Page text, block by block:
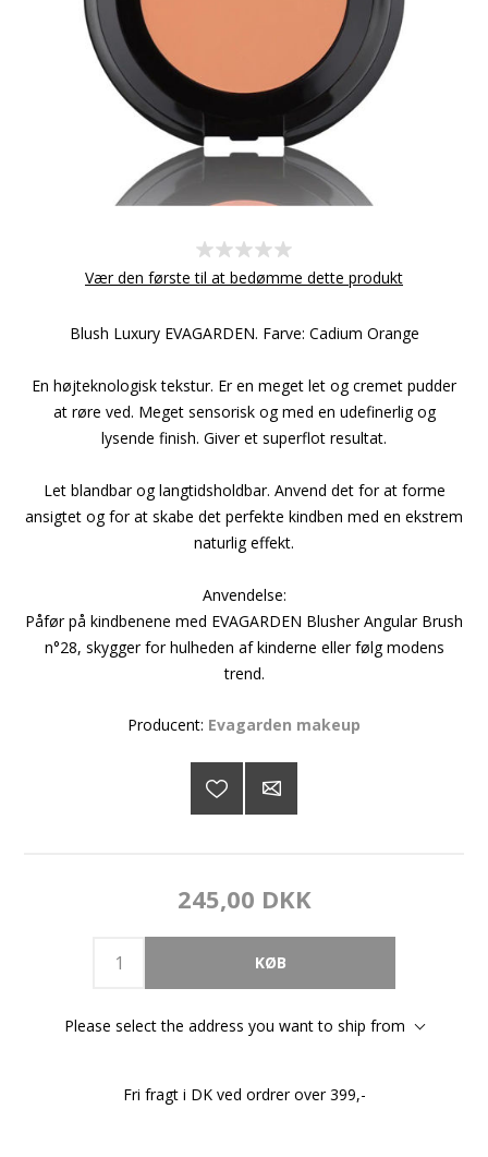
Vær den første til at bedømme dette produkt
Blush Luxury EVAGARDEN. Farve: Cadium Orange
En højteknologisk tekstur. Er en meget let og cremet pudder
at røre ved. Meget sensorisk og med en udefinerlig og
lysende finish. Giver et superflot resultat.
Let blandbar og langtidsholdbar. Anvend det for at forme
ansigtet og for at skabe det perfekte kindben med en ekstrem
naturlig effekt.
Anvendelse:
Påfør på kindbenene med EVAGARDEN Blusher Angular Brush
n°28, skygger for hulheden af kinderne eller følg modens
trend.
Producent: Evagarden makeup
245,00 DKK
Please select the address you want to ship from
Fri fragt i DK ved ordrer over 399,-